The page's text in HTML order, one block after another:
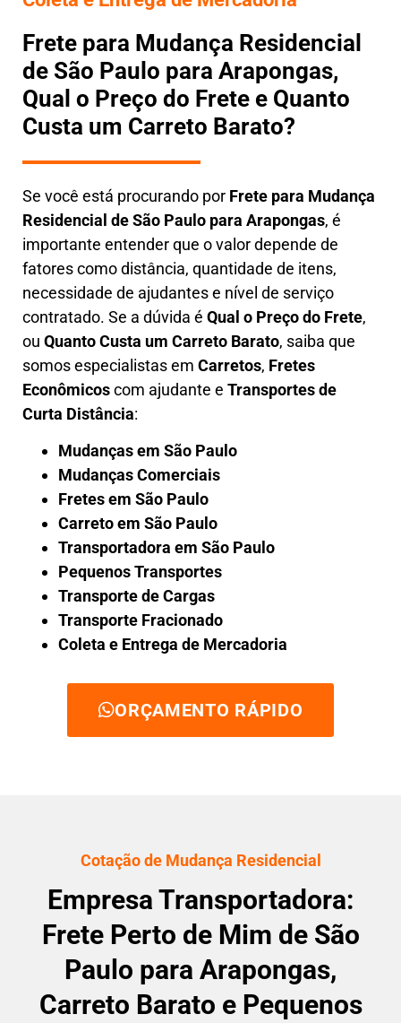
Frete para Mudança Residencial
de São Paulo para Arapongas,
Qual o Preço do Frete e Quanto
Custa um Carreto Barato?
Se você está procurando por Frete para Mudança
Residencial de São Paulo para Arapongas, é
importante entender que o valor depende de
fatores como distância, quantidade de itens,
necessidade de ajudantes e nível de serviço
contratado. Se a dúvida é Qual o Preço do Frete,
ou Quanto Custa um Carreto Barato, saiba que
somos especialistas em Carretos, Fretes
Econômicoscom ajudante e Transportes de
Curta Distância:
Mudanças em São Paulo
Mudanças Comerciais
Fretes em São Paulo
Carreto em São Paulo
Transportadora em São Paulo
Pequenos Transportes
Transporte de Cargas
Transporte Fracionado
Coleta e Entrega de Mercadoria
ORÇAMENTO RÁPIDO
Cotação de Mudança Residencial
Empresa Transportadora:
Frete Perto de Mim de São
Paulo para Arapongas,
Carreto Barato e Pequenos